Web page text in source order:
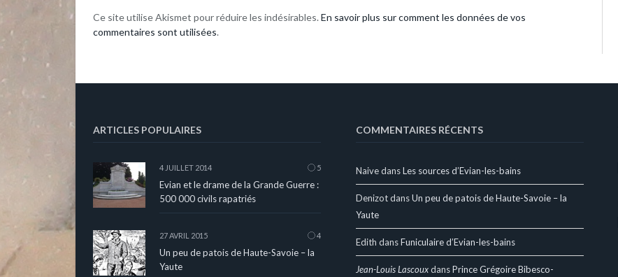
Ce site utilise Akismet pour réduire les indésirables. En savoir plus sur comment les données de vos
commentaires sont utilisées.
ARTICLES POPULAIRES
4 JUILLET 2014 5
Evian et le drame de la Grande Guerre :
500 000 civils rapatriés
27 AVRIL 2015 4
Un peu de patois de Haute-Savoie – la
Yaute
COMMENTAIRES RÉCENTS
NaivedansLes sources d’Evian-les-bains
DenizotdansUn peu de patois de Haute-Savoie – la
Yaute
Edith dansFuniculaire d’Evian-les-bains
Jean-Louis LascouxdansPrince Grégoire Bibesco-